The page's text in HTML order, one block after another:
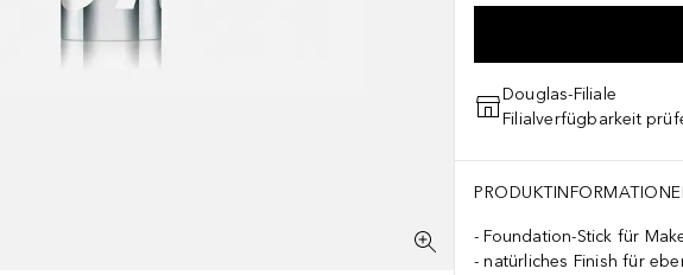
Douglas-Filiale
Filialverfügbarkeit
Foundation-Stick für
natürliches Finish für